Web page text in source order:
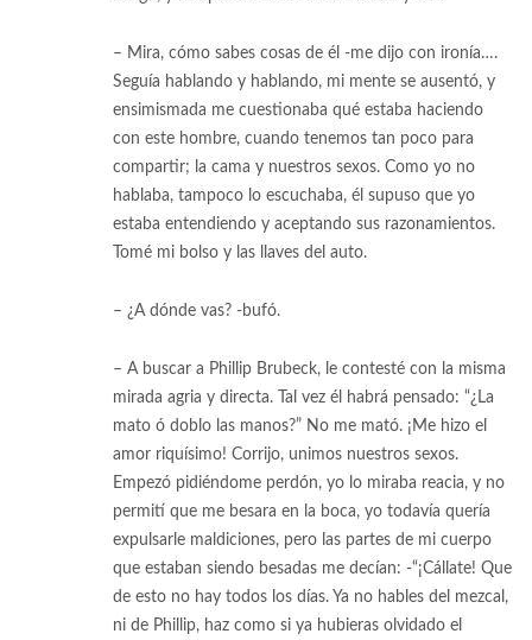
– Mira, cómo sabes cosas de él -me dijo con ironía….
Seguía hablando y hablando, mi mente se ausentó, y
ensimismada me cuestionaba qué estaba haciendo
con este hombre, cuando tenemos tan poco para
compartir; la cama y nuestros sexos. Como yo no
hablaba, tampoco lo escuchaba, él supuso que yo
estaba entendiendo y aceptando sus razonamientos.
Tomé mi bolso y las llaves del auto.
– ¿A dónde vas? -bufó.
– A buscar a Phillip Brubeck, le contesté con la misma
mirada agria y directa. Tal vez él habrá pensado: “¿La
mato ó doblo las manos?” No me mató. ¡Me hizo el
amor riquísimo! Corrijo, unimos nuestros sexos.
Empezó pidiéndome perdón, yo lo miraba reacia, y no
permití que me besara en la boca, yo todavía quería
expulsarle maldiciones, pero las partes de mi cuerpo
que estaban siendo besadas me decían: -“¡Cállate! Que
de esto no hay todos los días. Ya no hables del mezcal,
ni de Phillip, haz como si ya hubieras olvidado el